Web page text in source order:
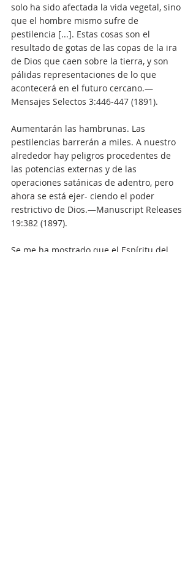
solo ha sido afectada la vida vegetal, sino
que el hombre mismo sufre de
pestilencia [...]. Estas cosas son el
resultado de gotas de las copas de la ira
de Dios que caen sobre la tierra, y son
pálidas representaciones de lo que
acontecerá en el futuro cercano.—
Mensajes Selectos 3:446-447 (1891).
Aumentarán las hambrunas. Las
pestilencias barrerán a miles. A nuestro
alrededor hay peligros procedentes de
las potencias externas y de las
operaciones satánicas de adentro, pero
ahora se está ejer- ciendo el poder
restrictivo de Dios.—Manuscript Releases
19:382 (1897).
Se me ha mostrado que el Espíritu del